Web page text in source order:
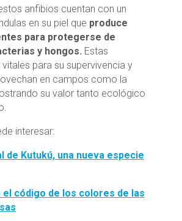
anfibios cuentan con un
en su piel que produce
para protegerse de
y hongos. Estas
para su supervivencia y
en campos como la
su valor tanto ecológico
interesar:
de Kutukú, una nueva especie
el código de los colores de las